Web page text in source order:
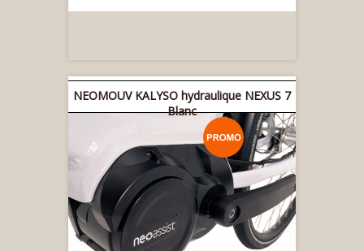
NEOMOUV KALYSO hydraulique NEXUS 7
Blanc